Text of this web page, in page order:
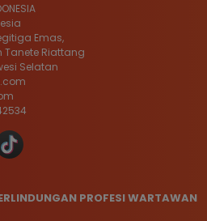
Emas,
Riattang
Selatan
PROFESI WARTAWAN